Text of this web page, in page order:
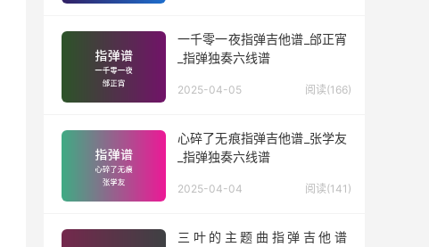
一千零一夜指弹吉他谱_邰正宵
_指弹独奏六线谱
2025-04-05 阅读(166)
心碎了无痕指弹吉他谱_张学友
_指弹独奏六线谱
2025-04-04 阅读(141)
三叶的主题曲指弹吉他谱